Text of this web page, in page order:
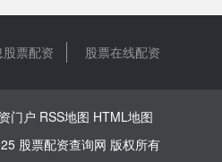
股票配资 股票在线配资
门户 RSS地图 HTML地图
股票配资查询网 版权所有